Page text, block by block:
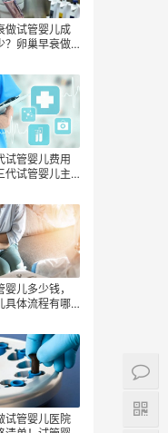
做试管婴儿成
？卵巢早衰做
试管婴儿费用
代试管婴儿主
儿多少钱，
具体流程有哪
试管婴儿医院